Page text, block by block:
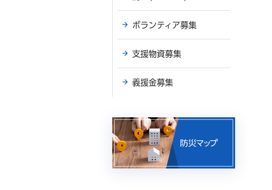
ボランティア募集
支援物資募集
義援金募集